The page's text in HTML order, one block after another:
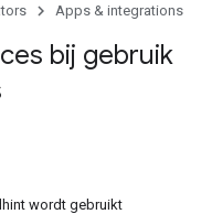
Apps & integrations
bij gebruik
wordt gebruikt